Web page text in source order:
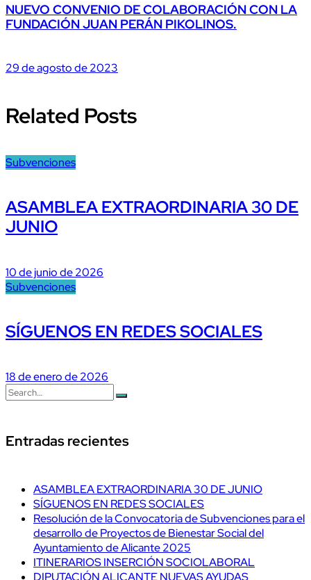
NUEVO CONVENIO DE COLABORACIÓN CON LA
FUNDACIÓN JUAN PERÁN PIKOLINOS.
29 de agosto de 2023
Related Posts
Subvenciones
ASAMBLEA EXTRAORDINARIA 30 DE
JUNIO
10 de junio de 2026
Subvenciones
SÍGUENOS EN REDES SOCIALES
18 de enero de 2026
Entradas recientes
ASAMBLEA EXTRAORDINARIA 30 DE JUNIO
SÍGUENOS EN REDES SOCIALES
Resolución de la Convocatoria de Subvenciones para el
desarrollo de Proyectos de Bienestar Social del
Ayuntamiento de Alicante 2025
ITINERARIOS INSERCIÓN SOCIOLABORAL
DIPUTACIÓN ALICANTE NUEVAS AYUDAS